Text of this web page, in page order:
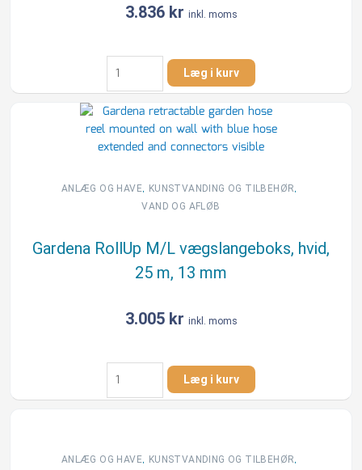
3.836 kr inkl. moms
Gardena
RollUp
XL
vægslangeboks,
hvid,
35
13
Læg i kurv
ANLÆG OG HAVE, KUNSTVANDING OG TILBEHØR,
VAND OG AFLØB
Gardena RollUp M/L vægslangeboks, hvid,
25 m, 13 mm
3.005 kr inkl. moms
Gardena
RollUp
M/L
25
Læg i kurv
ANLÆG OG HAVE, KUNSTVANDING OG TILBEHØR,